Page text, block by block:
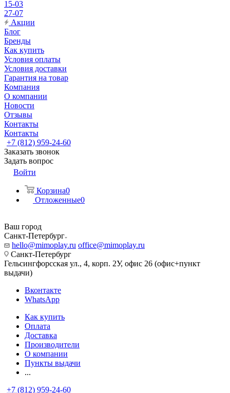
15-03
27-07
Акции
Блог
Бренды
Как купить
Условия оплаты
Условия доставки
Гарантия на товар
Компания
О компании
Новости
Отзывы
Контакты
Контакты
+7 (812) 959-24-60
Заказать звонок
Задать вопрос
Войти
Корзина0
Отложенные0
Ваш город
Санкт-Петербург
hello@mimoplay.ru office@mimoplay.ru
Санкт-Петербург
Гельсингфорсская ул., 4, корп. 2У, офис 26 (офис+пункт
выдачи)
Вконтакте
WhatsApp
Как купить
Оплата
Доставка
Производители
О компании
Пункты выдачи
...
+7 (812) 959-24-60